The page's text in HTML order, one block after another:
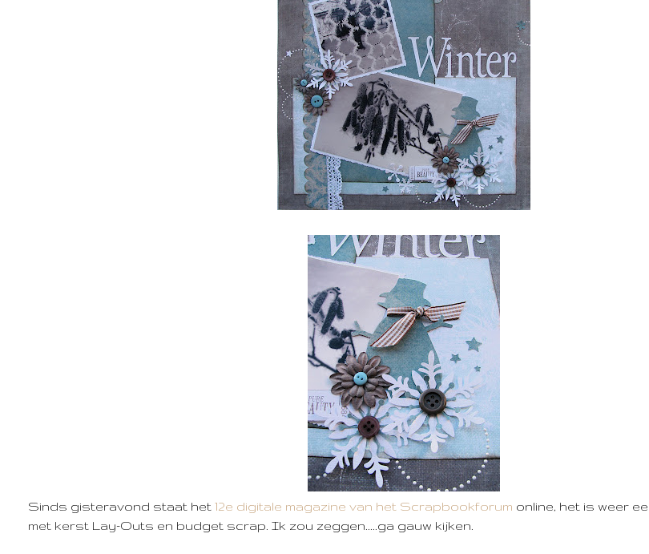
Sinds gisteravond staat het 12e digitale magazine van het Scrapbookforum online, het is weer
met kerst Lay-Outs en budget scrap. Ik zou zeggen.....ga gauw kijken.